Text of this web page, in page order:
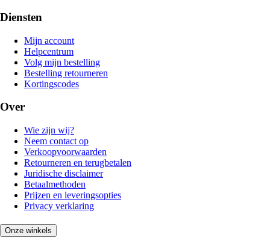
Diensten
Mijn account
Helpcentrum
Volg mijn bestelling
Bestelling retourneren
Kortingscodes
Over
Wie zijn wij?
Neem contact op
Verkoopvoorwaarden
Retourneren en terugbetalen
Juridische disclaimer
Betaalmethoden
Prijzen en leveringsopties
Privacy verklaring
Onze winkels